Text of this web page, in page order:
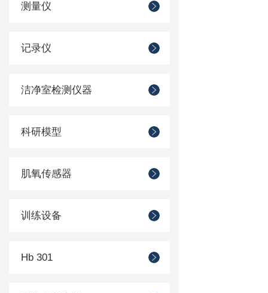
测量仪
记录仪
洁净室检测仪器
科研模型
肌氧传感器
训练设备
Hb 301